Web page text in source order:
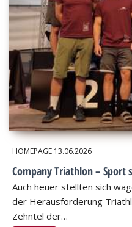
HOMEPAGE 13.06.2026
Company Triathlon – Sport
Auch heuer stellten sich
der Herausforderung
Zehntel der…